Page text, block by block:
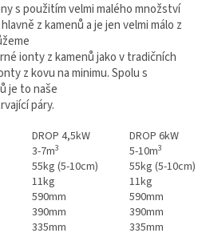
s použitím velmi malého množství
z kamenů a je jen velmi málo z
ionty z kamenů jako v tradičních
z kovu na minimu. Spolu s
je to naše
páry.
DROP 4,5kW
DROP 6kW
3-7m3 5-10m3
55kg (5-10cm)
55kg (5-10cm)
11kg
11kg
590mm
590mm
390mm
390mm
335mm
335mm